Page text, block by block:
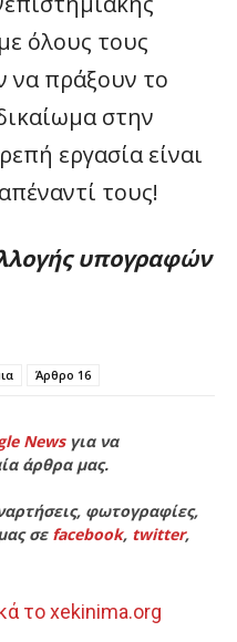
όλους τους
να πράξουν το
στην
εργασία είναι
τους!
υπογραφών
Άρθρο 16
Newsγια να
άρθρα μας.
φωτογραφίες,
σε facebook, twitter,
το xekinima.org